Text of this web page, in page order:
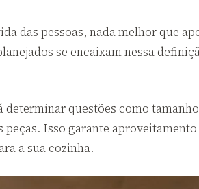
das pessoas, nada melhor que
se encaixam nessa
determinar questões como
Isso garante
a sua cozinha.